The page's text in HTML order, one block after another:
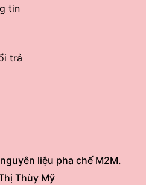
tin
trả
liệu pha chế M2M.
Thùy Mỹ